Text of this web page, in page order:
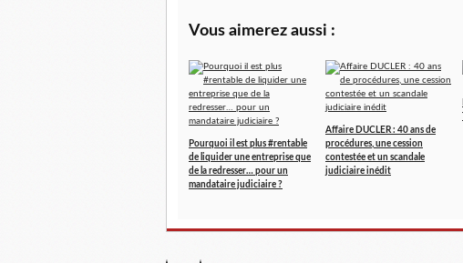
Vous aimerez aussi :
Pourquoi il est plus #rentable
de liquider une entreprise que
de la redresser… pour un
mandataire judiciaire ?
Affaire DUCLER : 40 ans de
procédures, une cession
contestée et un scandale
judiciaire inédit